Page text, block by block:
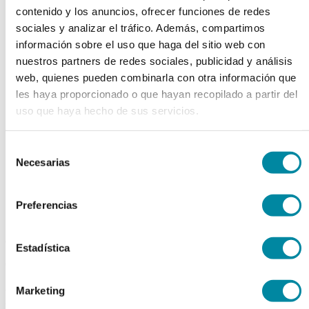
contenido y los anuncios, ofrecer funciones de redes
sociales y analizar el tráfico. Además, compartimos
información sobre el uso que haga del sitio web con
nuestros partners de redes sociales, publicidad y análisis
web, quienes pueden combinarla con otra información que
les haya proporcionado o que hayan recopilado a partir del
uso que haya hecho de sus servicios.
Necesarias
Preferencias
Estadística
Marketing
chevron_left chevron_right
EXTRACTO VALERIANA